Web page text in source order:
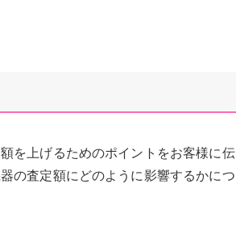
を上げるためのポイントをお客様に伝
の査定額にどのように影響するかにつ